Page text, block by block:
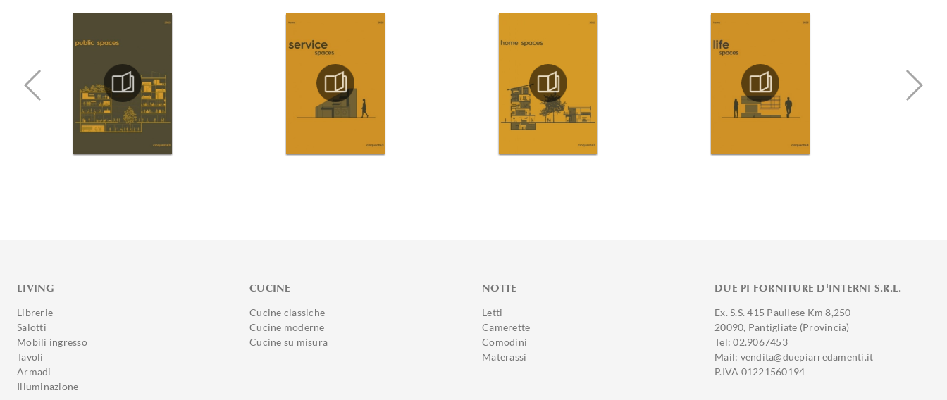
LIVING
Librerie
Salotti
Mobili ingresso
Tavoli
Armadi
Illuminazione
CUCINE
Cucine classiche
Cucine moderne
Cucine su misura
NOTTE
Letti
Camerette
Comodini
Materassi
DUE PI FORNITURE D'INTERNI S.R.L.
Ex. S.S. 415 Paullese Km 8,250
20090, Pantigliate (Provincia)
Tel: 02.9067453
Mail: vendita@duepiarredamenti.it
P.IVA 01221560194